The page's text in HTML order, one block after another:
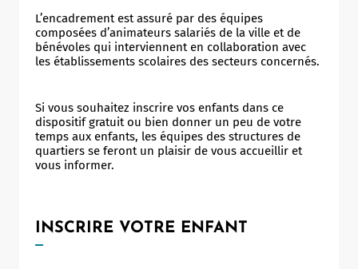
L’encadrement est assuré par des équipes
composées d’animateurs salariés de la ville et de
bénévoles qui interviennent en collaboration avec
les établissements scolaires des secteurs concernés.
Si vous souhaitez inscrire vos enfants dans ce
dispositif gratuit ou bien donner un peu de votre
temps aux enfants, les équipes des structures de
quartiers se feront un plaisir de vous accueillir et
vous informer.
INSCRIRE VOTRE ENFANT